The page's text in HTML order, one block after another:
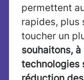
permettent
rapides, plus
toucher un
souhaitons,
technologies